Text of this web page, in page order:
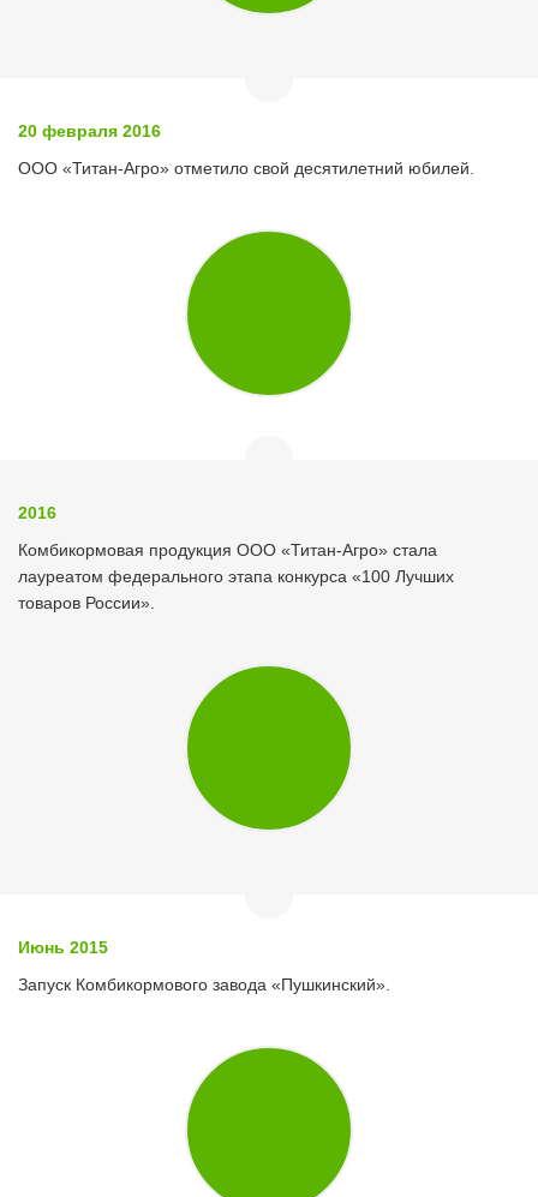
20 февраля 2016
ООО «Титан-Агро» отметило свой десятилетний юбилей.
2016
Комбикормовая продукция ООО «Титан-Агро» стала
лауреатом федерального этапа конкурса «100 Лучших
товаров России».
Июнь 2015
Запуск Комбикормового завода «Пушкинский».